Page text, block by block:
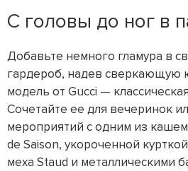
С головы до ног в
Добавьте немного гламура в
гардероб, надев сверкающую
модель от Gucci —
Сочетайте ее для вечеринок
мероприятий с одним из
de Saison, укороченной
меха Staud и металлическими